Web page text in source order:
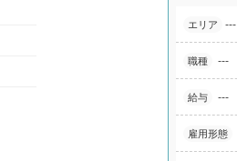
エリア ---
職種 ---
給与 ---
雇用形態